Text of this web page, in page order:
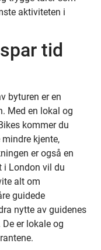
aktiviteten i
tid
byturen er en
Med en lokal og
kommer du
kjente,
er også en
i London vil du
alt om
guidede
nytte av guidenes
er lokale og